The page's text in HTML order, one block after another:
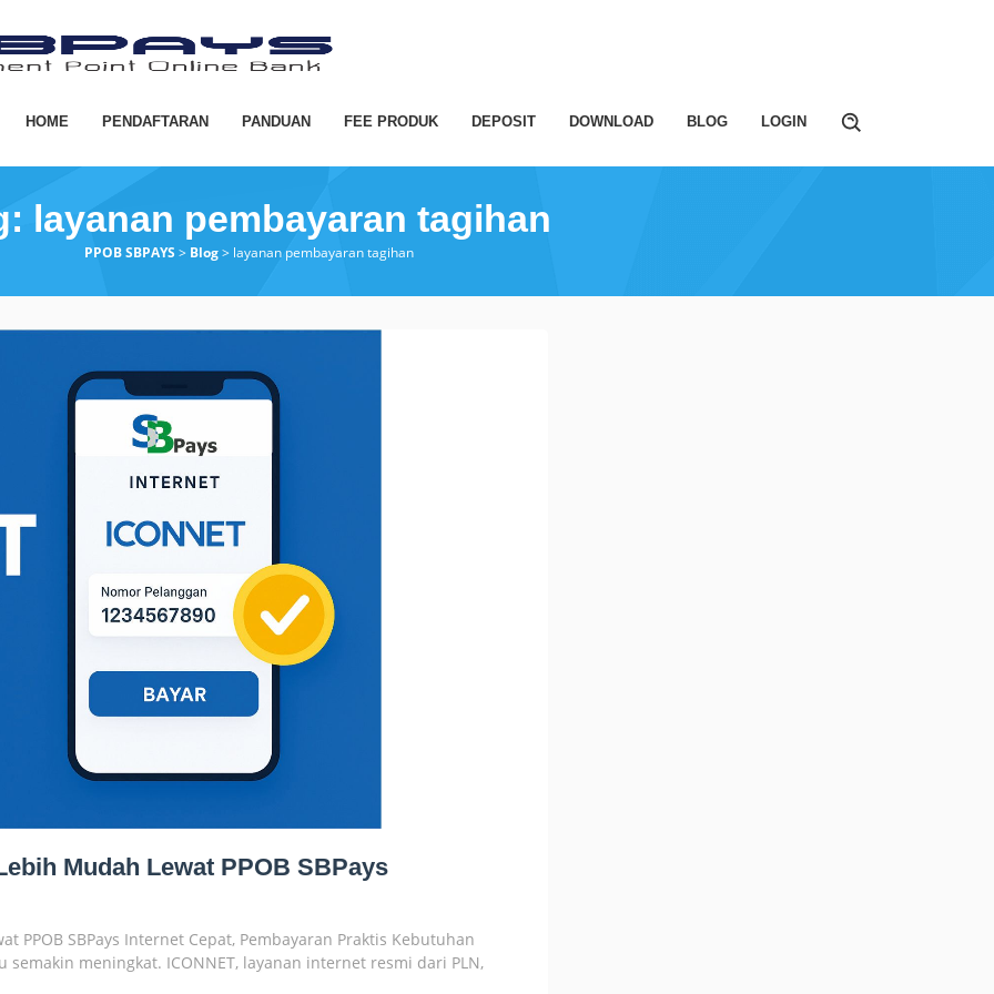
HOME PENDAFTARAN PANDUAN FEE PRODUK DEPOSIT DOWNLOAD BLOG LOGIN
layanan pembayaran tagihan
PPOB SBPAYS > Blog> layanan pembayaran tagihan
Mudah Lewat PPOB SBPays
PPOB SBPays Internet Cepat, Pembayaran Praktis Kebutuhan
meningkat. ICONNET, layanan internet resmi dari PLN,